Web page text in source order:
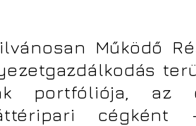
Működő
portfóliója, az